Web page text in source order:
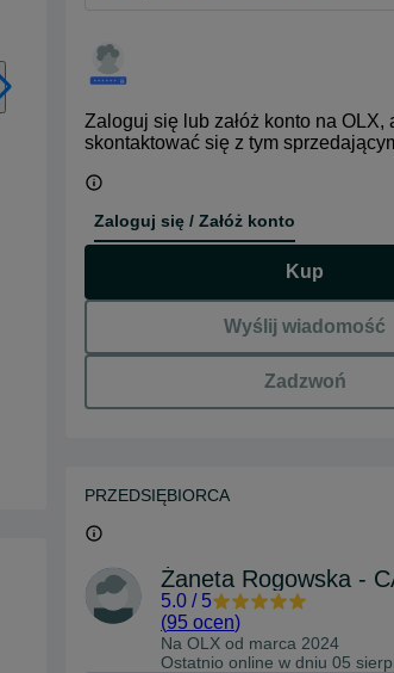
Zaloguj się lub załóż konto na OLX,
skontaktować się z tym
Zaloguj się / Załóż konto
Kup
Wyślij wiadomość
Zadzwoń
PRZEDSIĘBIORCA
Żaneta Rogowska -
5.0 / 5
(95 ocen)
Na OLX od marca 2024
Ostatnio online w dniu 05